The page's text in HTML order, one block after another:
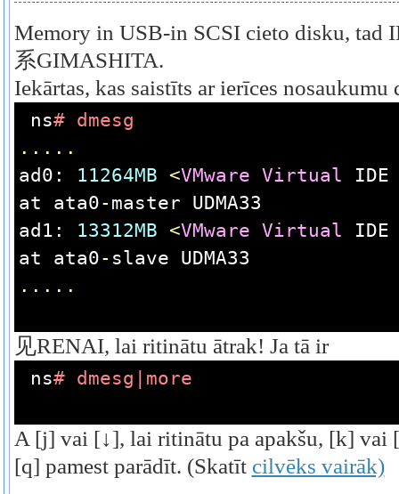
Memory in USB-in SCSI cieto disku, tad
系GIMASHITA.
Iekārtas, kas saistīts ar ierīces nosaukumu
ns# dmesg
.....
ad0 : 11264MB <VMware Virtual
at ata0- master UDMA33
ad1 : 13312MB <VMware Virtual
at ata0- slave UDMA33
.....
见RENAI, lai ritinātu ātrak! Ja tā ir
ns# dmesg|more
A [j] vai [↓], lai ritinātu pa apakšu, [k] vai
[q] pamest parādīt. (Skatīt cilvēks vairāk)